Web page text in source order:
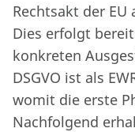
Rechtsakt der EU
Dies erfolgt
konkreten
DSGVO ist als
womit die erste
Nachfolgend